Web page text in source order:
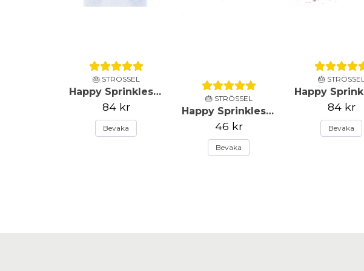
🎂 STRÖSSEL
Happy Sprinkles - Strössel - Frost Queen - 90g
84 kr
Bevaka
🎂 STRÖSSEL
Happy Sprinkles - Strössel -Pastel Strands - 90g
46 kr
Bevaka
🎂 STRÖSSEL
84 kr
Bevaka